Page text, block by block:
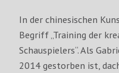
In der chinesischen
Begriff „Training der
Schauspielers“. Als
2014 gestorben ist,